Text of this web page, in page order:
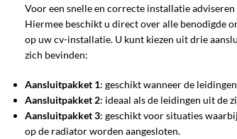
Voor een snelle en correcte installatie adviseren
Hiermee beschikt u direct over alle benodigde
op uw cv-installatie. U kunt kiezen uit drie
zich bevinden:
Aansluitpakket 1: geschikt wanneer de
Aansluitpakket 2: ideaal als de leidingen uit de
Aansluitpakket 3: geschikt voor situaties
op de radiator worden aangesloten.